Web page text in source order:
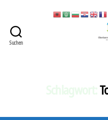
Suchen